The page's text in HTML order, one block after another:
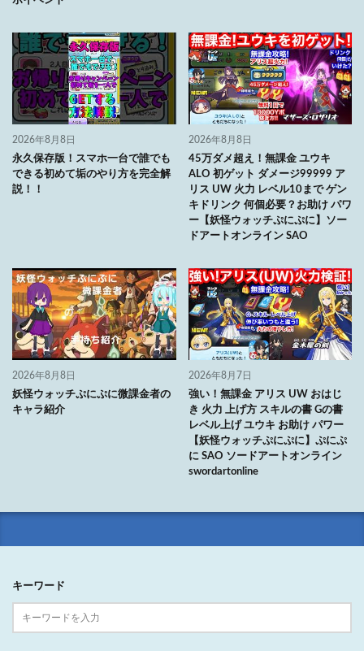
2026年8月8日
永久保存版！スマホ一台で誰でも
できる初めて垢のやり方を完全解
説！！
2026年8月8日
45万ダメ超え！無課金 ユウキ
ALO 初ゲット ダメージ99999 ア
リス UW 火力 レベル10まで ゲン
キドリンク 何個必要？お助け パワ
ー【妖怪ウォッチぷにぷに】ソー
ドアートオンライン SAO
2026年8月8日
妖怪ウォッチぷにぷに微課金者の
キャラ紹介
2026年8月7日
強い！無課金 アリス UW おはじ
き 火力 上げ方 スキルの書 Gの書
レベル上げ ユウキ お助け パワー
【妖怪ウォッチぷにぷに】ぷにぷ
に SAO ソードアートオンライン
swordartonline
キーワード